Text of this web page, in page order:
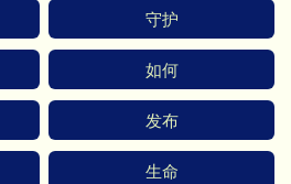
守护
如何
发布
生命